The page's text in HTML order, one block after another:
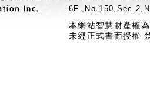
本網站智慧財產權
未經正式書面授權